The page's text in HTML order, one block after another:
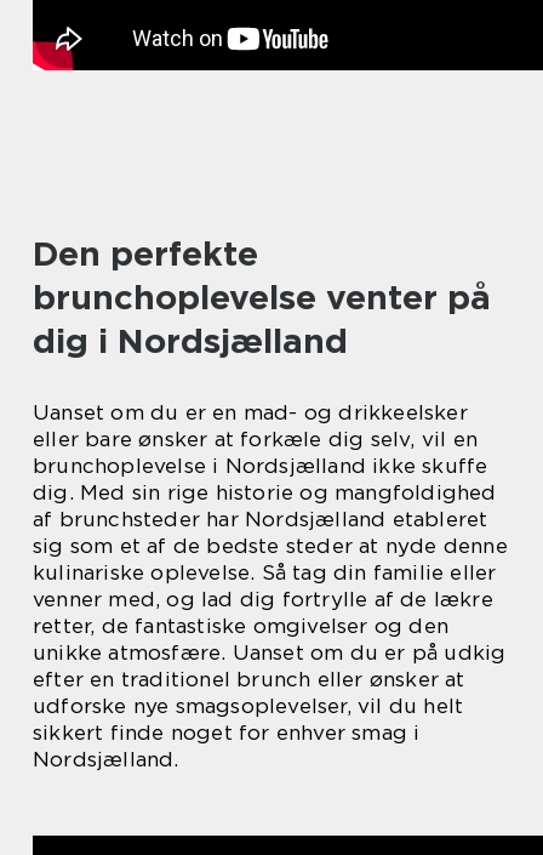
Den perfekte
brunchoplevelse venter på
dig i Nordsjælland
Uanset om du er en mad- og drikkeelsker
eller bare ønsker at forkæle dig selv, vil en
brunchoplevelse i Nordsjælland ikke skuffe
dig. Med sin rige historie og mangfoldighed
af brunchsteder har Nordsjælland etableret
sig som et af de bedste steder at nyde denne
kulinariske oplevelse. Så tag din familie eller
venner med, og lad dig fortrylle af de lækre
retter, de fantastiske omgivelser og den
unikke atmosfære. Uanset om du er på udkig
efter en traditionel brunch eller ønsker at
udforske nye smagsoplevelser, vil du helt
sikkert finde noget for enhver smag i
Nordsjælland.